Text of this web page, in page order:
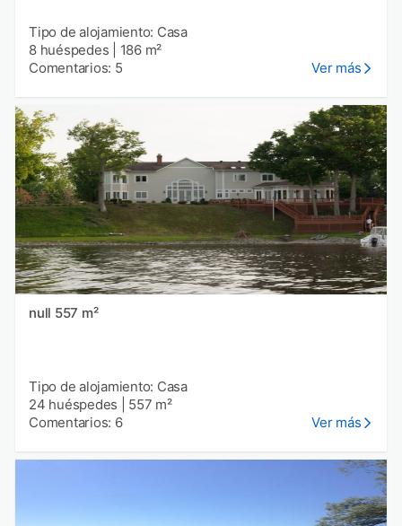
Tipo de alojamiento: Casa
8 huéspedes
186 m²
Comentarios: 5
Ver más
null 557 m²
Tipo de alojamiento: Casa
24 huéspedes
557 m²
Comentarios: 6
Ver más